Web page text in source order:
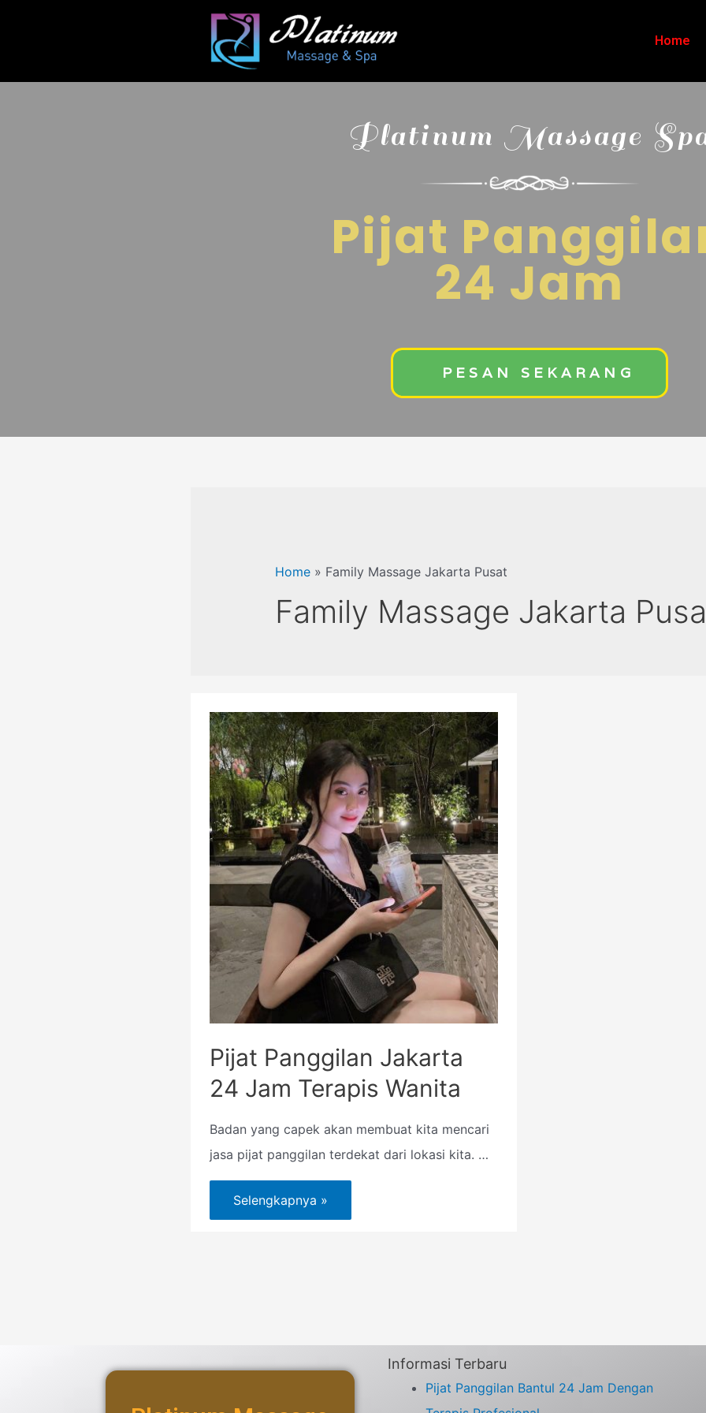
Home
Platinum Massage
Pijat
24 Jam
PESAN SEKARANG
Home» Family Massage Jakarta Pusat
Family Massage Jakarta
Pijat Panggilan Jakarta
24 Jam Terapis Wanita
Badan yang capek akan membuat kita mencari
jasa pijat panggilan terdekat dari lokasi kita. …
Selengkapnya »
Informasi Terbaru
Pijat Panggilan Bantul 24 Jam Dengan